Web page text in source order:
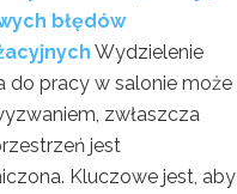
błędów
Wydzielenie
do pracy w salonie może
zwłaszcza
jest
Kluczowe jest, aby